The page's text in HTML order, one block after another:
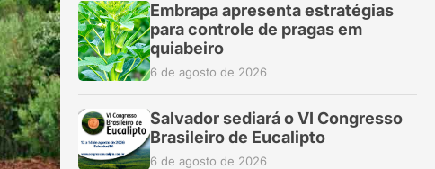
Embrapa apresenta estratégias
para controle de pragas em
quiabeiro
6 de agosto de 2026
Salvador sediará o VI Congresso
Brasileiro de Eucalipto
6 de agosto de 2026